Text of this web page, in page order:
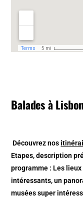
Balades à
Découvrez nos
Etapes, description
programme : Les
intéressants, un
musées super